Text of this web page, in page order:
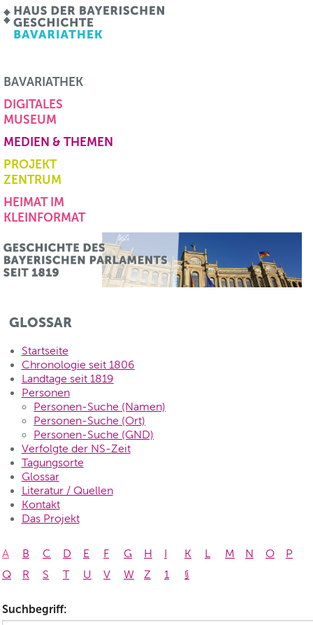
BAVARIATHEK
DIGITALES
MUSEUM
MEDIEN & THEMEN
PROJEKT
ZENTRUM
HEIMAT IM
KLEINFORMAT
GLOSSAR
Startseite
Chronologie seit 1806
Landtage seit 1819
Personen
Personen-Suche (Namen)
Personen-Suche (Ort)
Personen-Suche (GND)
Verfolgte der NS-Zeit
Tagungsorte
Glossar
Literatur / Quellen
Kontakt
Das Projekt
A B C D E F G H I K L M N O
P
Q
R S T U V W Z 1 §
Suchbegriff: